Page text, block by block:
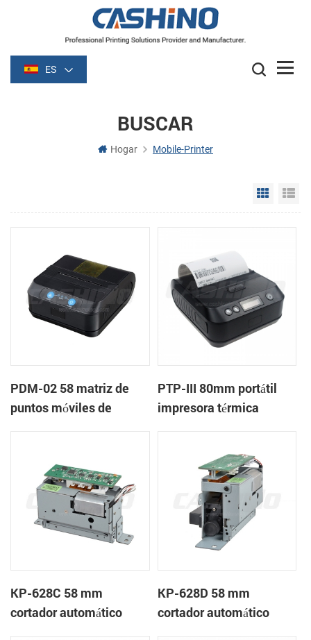
ES
BUSCAR
Hogar Mobile-Printer
Grid
PDM-02 58 matriz de
puntos móviles de
PTP-III 80mm portátil
impresora térmica
KP-628C 58 mm
cortador automático
KP-628D 58 mm
cortador automático